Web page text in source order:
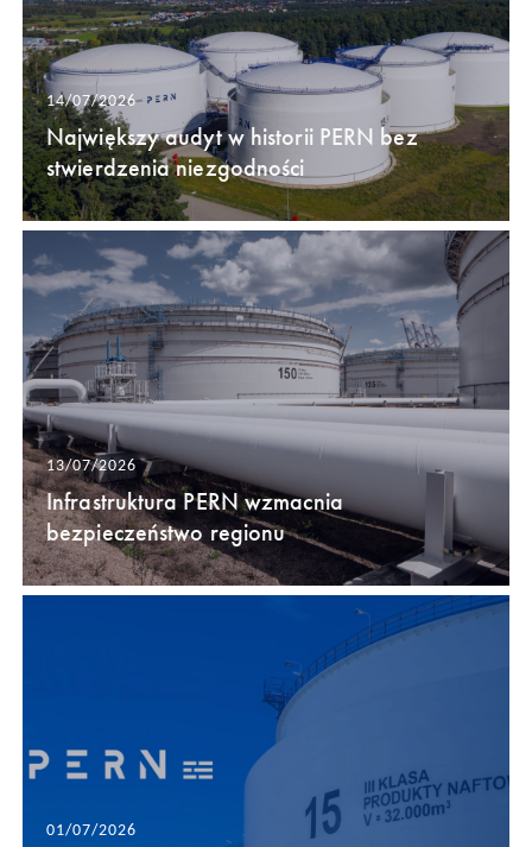
14/07/2026
Największy audyt w historii PERN bez
stwierdzenia niezgodności
13/07/2026
Infrastruktura PERN wzmacnia
bezpieczeństwo regionu
01/07/2026